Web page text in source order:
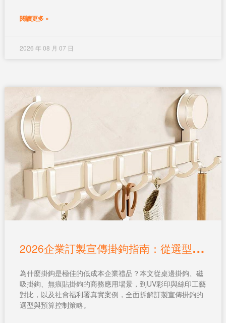
閱讀更多 »
2026 年 08 月 07 日
2
026企業訂製宣傳掛鉤指南：從選型、印Logo到預算控制
為什麼掛鉤是極佳的低成本企業禮品？本文從桌邊掛鉤、磁
吸掛鉤、無痕貼掛鉤的商務應用場景，到UV彩印與絲印工藝
對比，以及社會福利署真實案例，全面拆解訂製宣傳掛鉤的
選型與預算控制策略。